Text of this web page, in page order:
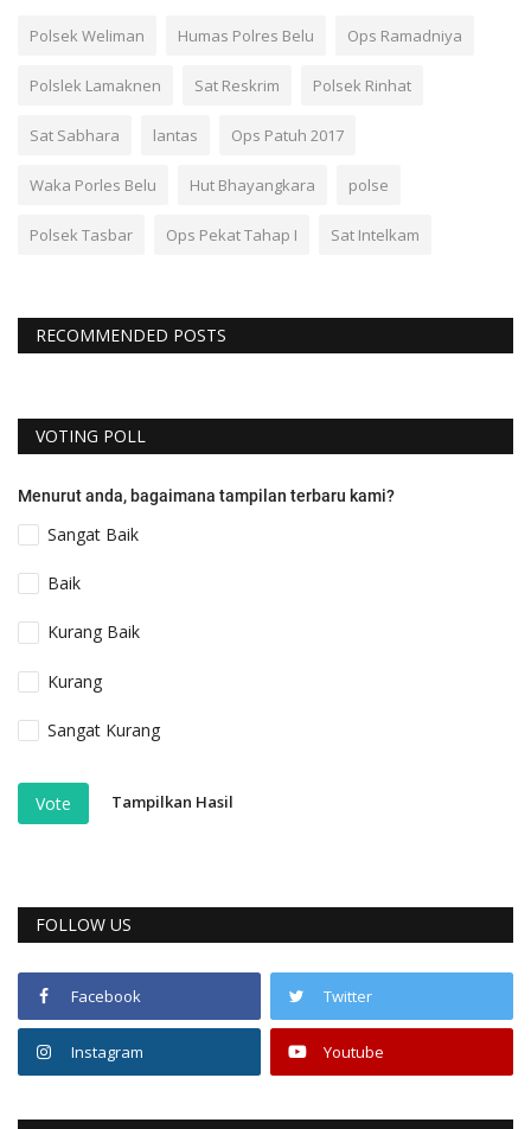
Polsek Weliman Humas Polres Belu Ops Ramadniya
Polslek Lamaknen Sat Reskrim Polsek Rinhat
Sat Sabhara lantas Ops Patuh 2017
Waka Porles Belu Hut Bhayangkara polse
Polsek Tasbar Ops Pekat Tahap I Sat Intelkam
RECOMMENDED POSTS
VOTING POLL
Menurut anda, bagaimana tampilan terbaru kami?
Sangat Baik
Baik
Kurang Baik
Kurang
Sangat Kurang
Vote Tampilkan Hasil
FOLLOW US
Facebook Twitter
Instagram Youtube